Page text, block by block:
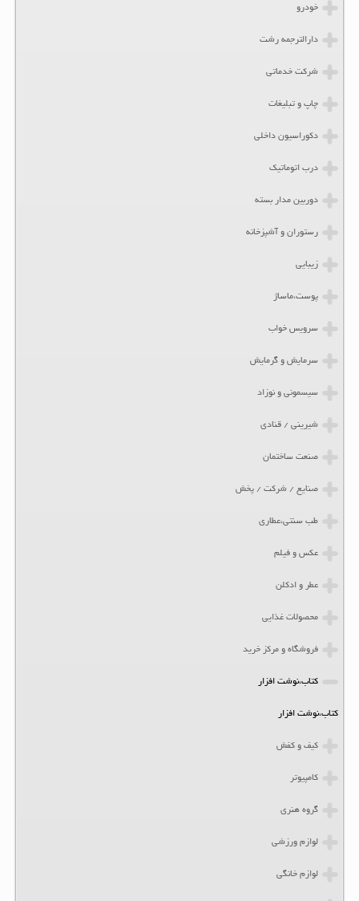
خودرو
دارالترجمه رشت
شرکت خدماتی
چاپ و تبلیغات
دکوراسیون داخلی
درب اتوماتیک
دوربین مدار بسته
رستوران و آشپزخانه
زیبایی
پوست،ماساژ
سرویس خواب
سرمایش و گرمایش
سیسمونی و نوزاد
شیرینی / قنادی
صنعت ساختمان
صنایع / شرکت / پخش
طب سنتی،عطاری
عکس و فیلم
عطر و ادکلن
محصولات غذایی
فروشگاه و مرکز خرید
کتاب،نوشت افزار
کتاب،نوشت افزار
کیف و کفش
کامپیوتر
گروه هنری
لوازم ورزشی
لوازم خانگی